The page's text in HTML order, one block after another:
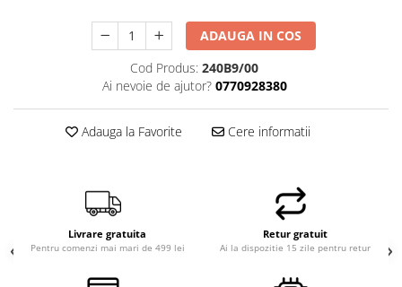
Carcase
Placi de baza
Placi de baza REFURBISHED
Procesoare
Placi VIDEO
PC All-in-One
ADAUGA IN COS
Cod Produs: 240B9/00
Ai nevoie de ajutor? 0770928380
Adauga la Favorite Cere informatii
Livrare gratuita
Pentru comenzi mai mari de 499 lei
Retur gratuit
Ai la dispozitie 15 zile pentru retur